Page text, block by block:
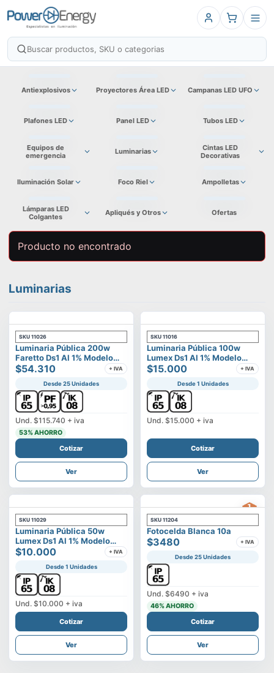
Antiexplosivos Proyectores Área LED Campanas LED UFO
Plafones LED Panel LED Tubos LED
Equipos de
emergencia
Luminarias
Cintas LED
Decorativas
Iluminación Solar Foco Riel Ampolletas
Lámparas LED
Colgantes
Apliqués y Otros Ofertas
Producto no encontrado
Luminarias
SKU 11026
Luminaria Pública 200w
Faretto Ds1 Al 1% Modelo
Calisto
$54.310 + IVA
Desde 25 Unidades
Und. $115.740 + iva
53% AHORRO
Cotizar
Ver
SKU 11016
Luminaria Pública 100w
Lumex Ds1 Al 1% Modelo
Vega
$15.000 + IVA
Desde 1 Unidades
Und. $15.000 + iva
Cotizar
Ver
SKU 11029
Luminaria Pública 50w
Lumex Ds1 Al 1% Modelo
Vega
$10.000 + IVA
Desde 1 Unidades
Und. $10.000 + iva
Cotizar
Ver
SKU 11204
Fotocelda Blanca 10a
$3480 + IVA
Desde 25 Unidades
Und. $6490 + iva
46% AHORRO
Cotizar
Ver